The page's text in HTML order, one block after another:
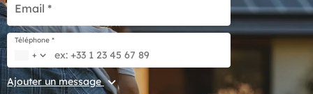
Email *
+
Téléphone *
Ajouter un message